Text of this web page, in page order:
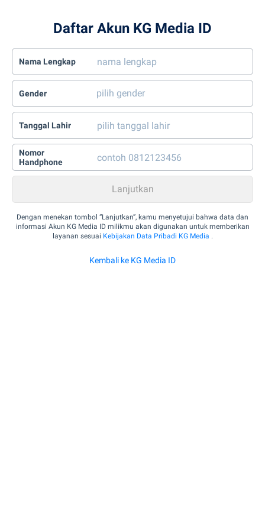
Daftar Akun KG Media ID
Nama Lengkap
Gender
Tanggal Lahir
Nomor
Handphone
Dengan menekan tombol “Lanjutkan”, kamu menyetujui bahwa data dan
informasi Akun KG Media ID milikmu akan digunakan untuk memberikan
layanan sesuai Kebijakan Data Pribadi KG Media .
Kembali ke KG Media ID